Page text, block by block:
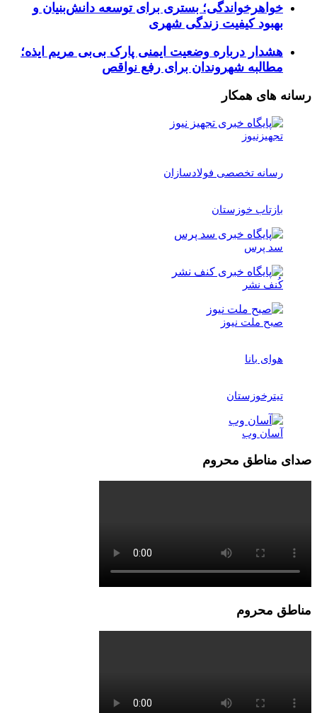
خواهرخواندگی؛ بستری برای توسعه دانش‌بنیان و
بهبود کیفیت زندگی شهری
هشدار درباره وضعیت ایمنی پارک بی‌بی مریم ایذه؛
مطالبه شهروندان برای رفع نواقص
رسانه های همکار
تجهیزنیوز
رسانه تخصصی فولادسازان
بازتاب خوزستان
سد پرس
کُنف نشر
صبح ملت نیوز
هوای بانا
تیترخوزستان
آسان وب
صدای مناطق محروم
مناطق محروم